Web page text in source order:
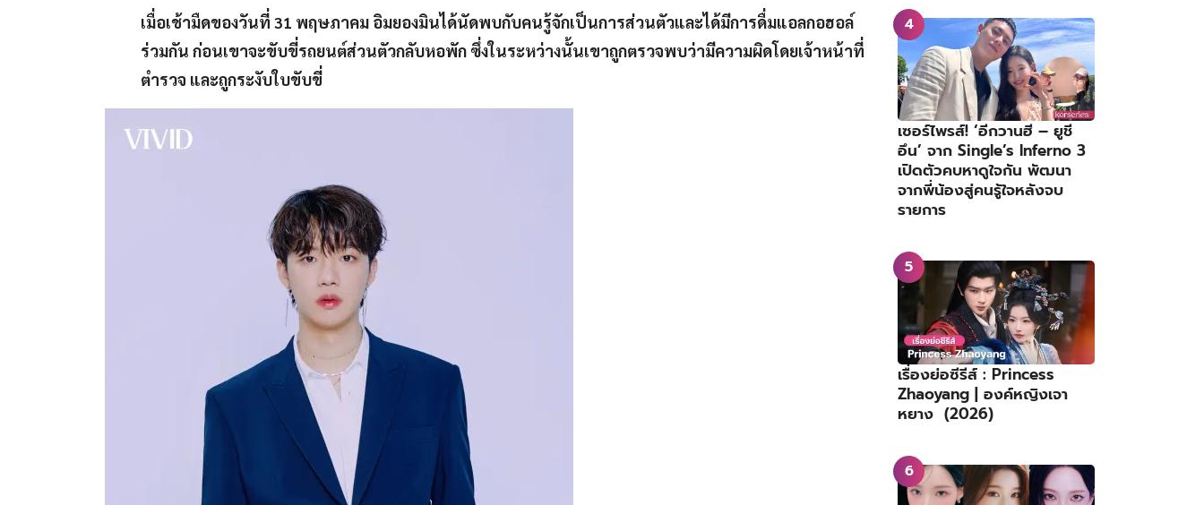
เมื่อเช้ามืดของวันที่ 31 พฤษภาคม อิมยองมินได้นัดพบกับคนรู้จักเป็นการส่วนตัวและได้มีการดื่มแอลกอฮอล์
ร่วมกัน ก่อนเขาจะขับขี่รถยนต์ส่วนตัวกลับหอพัก ซึ่งในระหว่างนั้นเขาถูกตรวจพบว่ามีความผิดโดยเจ้าหน้าที่
ตำรวจ และถูกระงับใบขับขี่
เซอร์ไพรส์! ‘อีกวานฮี – ยูชี
อึน’ จาก Single’s Inferno 3
เปิดตัวคบหาดูใจกัน พัฒนา
จากพี่น้องสู่คนรู้ใจหลังจบ
รายการ
เรื่องย่อซีรีส์ : Princess
Zhaoyang | องค์หญิงเจา
หยาง (2026)